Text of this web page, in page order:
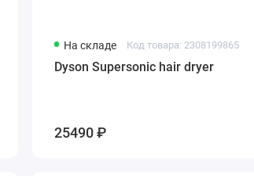
На складе Код товара: 2308199865
Dyson Supersonic hair dryer
25490 ₽